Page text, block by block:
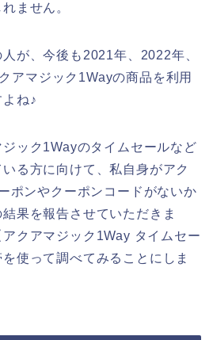
ません。
が、今後も2021年、2022年、
アマジック1Wayの商品を利用
ね♪
ック1Wayのタイムセールなど
る方に向けて、私自身がアク
ポンやクーポンコードがないか
果を報告させていただきま
クアマジック1Way タイムセー
使って調べてみることにしま